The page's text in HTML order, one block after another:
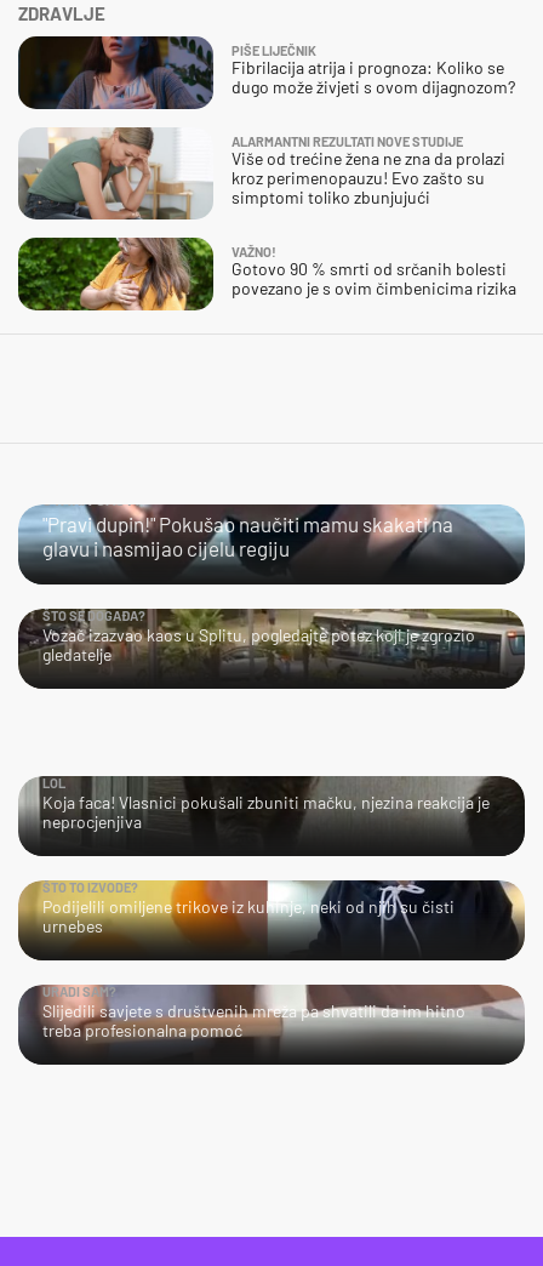
ZDRAVLJE
PIŠE LIJEČNIK
Fibrilacija atrija i prognoza: Koliko se
dugo može živjeti s ovom dijagnozom?
ALARMANTNI REZULTATI NOVE STUDIJE
Više od trećine žena ne zna da prolazi
kroz perimenopauzu! Evo zašto su
simptomi toliko zbunjujući
VAŽNO!
Gotovo 90 % smrti od srčanih bolesti
povezano je s ovim čimbenicima rizika
"Pravi dupin!" Pokušao naučiti mamu skakati na
glavu i nasmijao cijelu regiju
ŠTO SE DOGAĐA?
Vozač izazvao kaos u Splitu, pogledajte potez koji je zgrozio
gledatelje
LOL
Koja faca! Vlasnici pokušali zbuniti mačku, njezina reakcija je
neprocjenjiva
ŠTO TO IZVODE?
Podijelili omiljene trikove iz kuhinje, neki od njih su čisti
urnebes
URADI SAM?
Slijedili savjete s društvenih mreža pa shvatili da im hitno
treba profesionalna pomoć